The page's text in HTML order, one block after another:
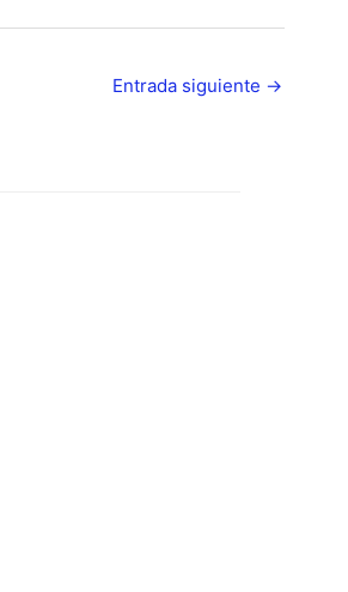
Entrada siguiente →